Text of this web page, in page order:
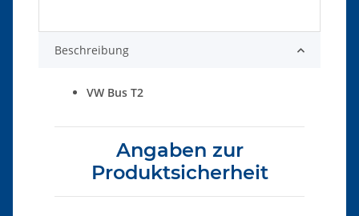
Beschreibung
VW Bus T2
Angaben zur
Produktsicherheit